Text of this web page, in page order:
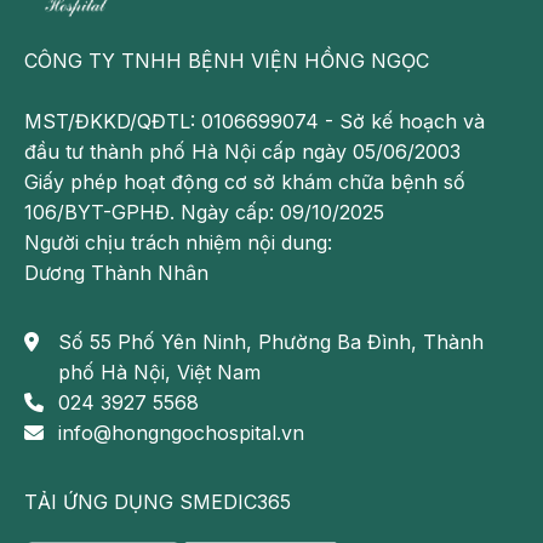
Bên cạnh đó, đau lưng cũng chính là một trong
những nguyên nhân khiến đời sống vợ chồng không
còn mặn nồng. Khi người vợ hoặc người chồng bị
và gây ra những ảnh hưởng nhất định đến đời sống
vợ chồng.
Khi tình trạng đau lưng diễn ra thường xuyên mà
người bệnh lại chủ quan không đi khám, khiến cho
bệnh không được chẩn đoán và điều trị kịp thời sẽ
biến chứng cụ thể như yếu liệt các cơ chi dưới, tình
trạng tê bì, mất cảm giác ở cả hai chân, người bệnh
bị mất khả năng vận động. Nghiêm trọng hơn khi dây
thần kinh bị chèn ép gây rối loạn kiểm soát đi tiểu.
lâu dài hơn và chi phí điều trị cũng cao hơn gây áp
lực cho cả bệnh nhân và gia đình.
CÔNG TY TNHH BỆNH VIỆN HỒNG NGỌC
MST/ĐKKD/QĐTL: 0106699074 - Sở kế hoạch và
đầu tư thành phố Hà Nội cấp ngày 05/06/2003
Giấy phép hoạt động cơ sở khám chữa bệnh số
106/BYT-GPHĐ. Ngày cấp: 09/10/2025
Người chịu trách nhiệm nội dung:
Dương Thành Nhân
Số 55 Phố Yên Ninh, Phường Ba Đình, Thành
phố Hà Nội, Việt Nam
024 3927 5568
info@hongngochospital.vn
TẢI ỨNG DỤNG SMEDIC365